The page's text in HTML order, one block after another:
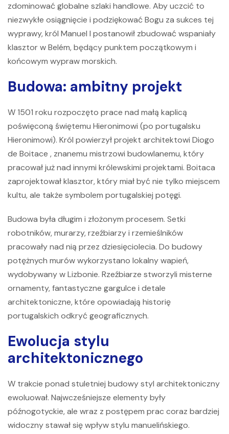
zdominować globalne szlaki handlowe. Aby uczcić to
niezwykłe osiągnięcie i podziękować Bogu za sukces tej
wyprawy, król Manuel I postanowił zbudować wspaniały
klasztor w Belém, będący punktem początkowym i
końcowym wypraw morskich.
Budowa: ambitny projekt
W 1501 roku rozpoczęto prace nad małą kaplicą
poświęconą świętemu Hieronimowi (po portugalsku
Hieronimowi). Król powierzył projekt architektowi Diogo
de Boitace , znanemu mistrzowi budowlanemu, który
pracował już nad innymi królewskimi projektami. Boitaca
zaprojektował klasztor, który miał być nie tylko miejscem
kultu, ale także symbolem portugalskiej potęgi.
Budowa była długim i złożonym procesem. Setki
robotników, murarzy, rzeźbiarzy i rzemieślników
pracowały nad nią przez dziesięciolecia. Do budowy
potężnych murów wykorzystano lokalny wapień,
wydobywany w Lizbonie. Rzeźbiarze stworzyli misterne
ornamenty, fantastyczne gargulce i detale
architektoniczne, które opowiadają historię
portugalskich odkryć geograficznych.
Ewolucja stylu
architektonicznego
W trakcie ponad stuletniej budowy styl architektoniczny
ewoluował. Najwcześniejsze elementy były
późnogotyckie, ale wraz z postępem prac coraz bardziej
widoczny stawał się wpływ stylu manuelińskiego.